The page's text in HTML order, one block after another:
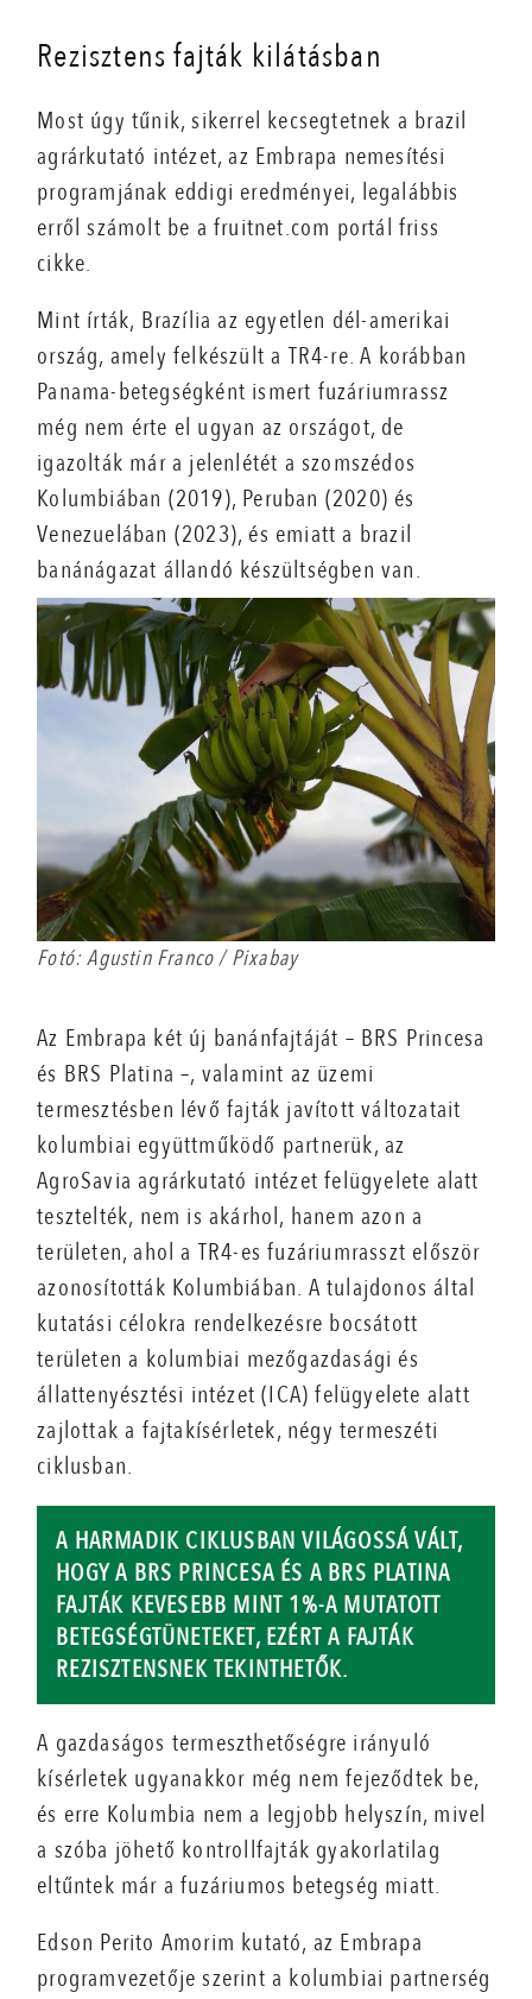
Rezisztens fajták kilátásban
Most úgy tűnik, sikerrel kecsegtetnek a brazil
agrárkutató intézet, az Embrapa nemesítési
programjának eddigi eredményei, legalábbis
erről számolt be a fruitnet.com portál friss
cikke.
Mint írták, Brazília az egyetlen dél-amerikai
ország, amely felkészült a TR4-re. A korábban
Panama-betegségként ismert fuzáriumrassz
még nem érte el ugyan az országot, de
igazolták már a jelenlétét a szomszédos
Kolumbiában (2019), Peruban (2020) és
Venezuelában (2023), és emiatt a brazil
banánágazat állandó készültségben van.
Fotó: Agustin Franco / Pixabay
Az Embrapa két új banánfajtáját – BRS Princesa
és BRS Platina –, valamint az üzemi
termesztésben lévő fajták javított változatait
kolumbiai együttműködő partnerük, az
AgroSavia agrárkutató intézet felügyelete alatt
tesztelték, nem is akárhol, hanem azon a
területen, ahol a TR4-es fuzáriumrasszt először
azonosították Kolumbiában. A tulajdonos által
kutatási célokra rendelkezésre bocsátott
területen a kolumbiai mezőgazdasági és
állattenyésztési intézet (ICA) felügyelete alatt
zajlottak a fajtakísérletek, négy termeszéti
ciklusban.
A HARMADIK CIKLUSBAN VILÁGOSSÁ VÁLT,
HOGY A BRS PRINCESA ÉS A BRS PLATINA
FAJTÁK KEVESEBB MINT 1%-A MUTATOTT
BETEGSÉGTÜNETEKET, EZÉRT A FAJTÁK
REZISZTENSNEK TEKINTHETŐK.
A gazdaságos termeszthetőségre irányuló
kísérletek ugyanakkor még nem fejeződtek be,
és erre Kolumbia nem a legjobb helyszín, mivel
a szóba jöhető kontrollfajták gyakorlatilag
eltűntek már a fuzáriumos betegség miatt.
Edson Perito Amorim kutató, az Embrapa
programvezetője szerint a kolumbiai partnerség